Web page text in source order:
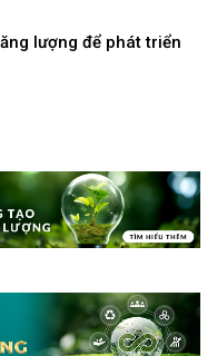
lượng để phát triển